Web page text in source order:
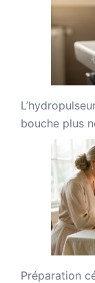
bouche plus
Préparation